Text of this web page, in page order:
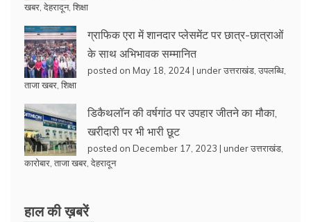
खबर देहरादून, शिक्षा
ग्राफिक एरा में शानदार प्लेसमेंट पर छात्र-छात्राओं
के साथ अभिभावक सम्मानित
posted on May 18, 2024 | underउत्तराखंड उपलब्धि
ताजा खबर शिक्षा
डिकैथलॉन की वर्षगांठ पर उपहार जीतने का मौका,
खरीदारी पर भी भारी छूट
posted on December 17, 2023 | underउत्तराखंड
कारोबार ताजा खबर देहरादून
हाल की ख़बरें